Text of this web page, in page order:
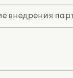
внедрения